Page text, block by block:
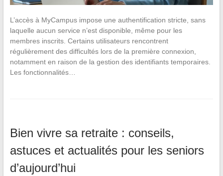
L’accès à MyCampus impose une authentification stricte, sans
laquelle aucun service n’est disponible, même pour les
membres inscrits. Certains utilisateurs rencontrent
régulièrement des difficultés lors de la première connexion,
notamment en raison de la gestion des identifiants temporaires.
Les fonctionnalités…
Bien vivre sa retraite : conseils,
astuces et actualités pour les seniors
d’aujourd’hui